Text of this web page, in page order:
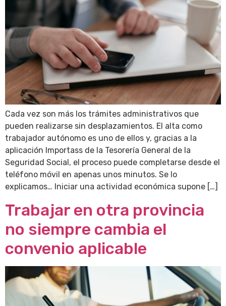
Cada vez son más los trámites administrativos que
pueden realizarse sin desplazamientos. El alta como
trabajador autónomo es uno de ellos y, gracias a la
aplicación Importass de la Tesorería General de la
Seguridad Social, el proceso puede completarse desde el
teléfono móvil en apenas unos minutos. Se lo
explicamos… Iniciar una actividad económica supone […]
Trabajar en otra provincia
no siempre cambia el
convenio aplicable